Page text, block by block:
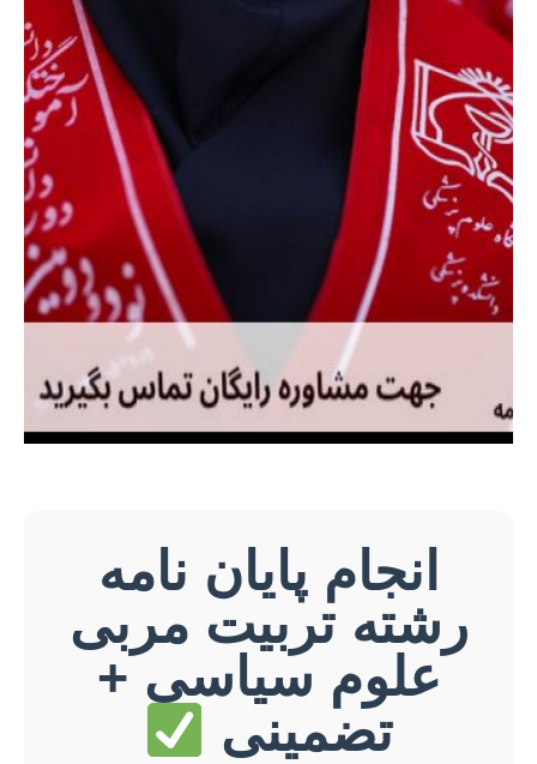
انجام پایان نامه
رشته تربیت مربی
علوم سیاسی +
تضمینی